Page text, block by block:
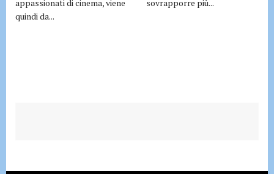
appassionati di cinema, viene
quindi da...
sovrapporre più...